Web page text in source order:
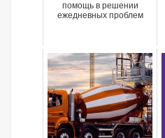
помощь в решении
ежедневных проблем